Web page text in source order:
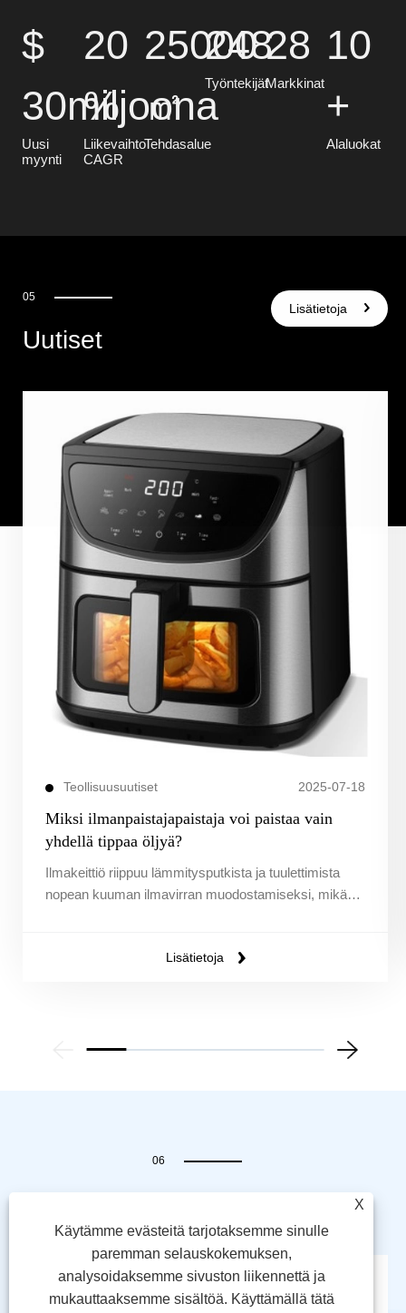
$
30miljoona
Uusi
myynti
20
%
Liikevaihto
CAGR
25000
㎡
Tehdasalue
248
Työntekijät
28
Markkinat
10
+
Alaluokat
05
Uutiset
Lisätietoja
Teollisuusuutiset 2025-07-18
Miksi ilmanpaistajapaistaja voi paistaa vain
yhdellä tippaa öljyä?
Ilmakeittiö riippuu lämmitysputkista ja tuulettimista
nopean kuuman ilmavirran muodostamiseksi, mikä
mikä vastaa terveyttä ja mukavuuden tarpeita.
Lisätietoja
06
Suuritehoinen pölynimuri
X
Käytämme evästeitä tarjotaksemme sinulle
paremman selauskokemuksen,
analysoidaksemme sivuston liikennettä ja
mukauttaaksemme sisältöä. Käyttämällä tätä